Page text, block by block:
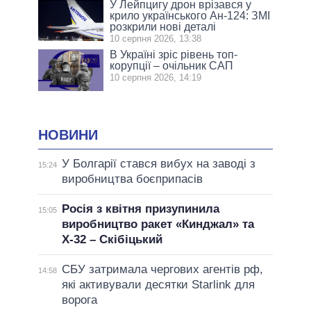
У Лейпцигу дрон врізався у
крило українського Ан-124: ЗМІ
розкрили нові деталі
10 серпня 2026, 13:38
В Україні зріс рівень топ-
корупції – очільник САП
10 серпня 2026, 14:19
НОВИНИ
15:24 У Болгарії стався вибух на заводі з
виробництва боєприпасів
15:05
Росія з квітня призупинила
виробництво ракет «Кинджал» та
Х-32 – Скібіцький
14:58
СБУ затримала чергових агентів рф,
які активували десятки Starlink для
ворога